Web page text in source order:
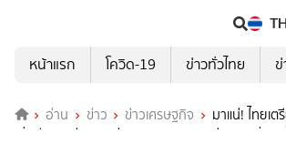
หน้าแรก
โควิด-19 ข่าวทั่วไทย
อ่าน ข่าว ข่าวเศรษฐกิจ
มาแน่! ไทยเ
เพิ่มอีก 5 แห่ง กรมท่าอากาศยาน เผยเร่งแผนเพิ่มรา